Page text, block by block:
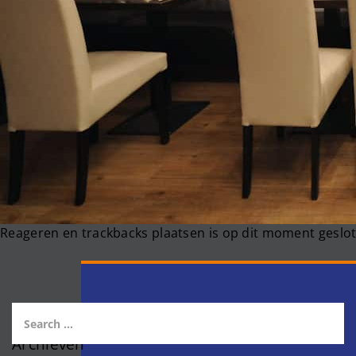
Reageren en trackbacks plaatsen is op dit moment
Archieven